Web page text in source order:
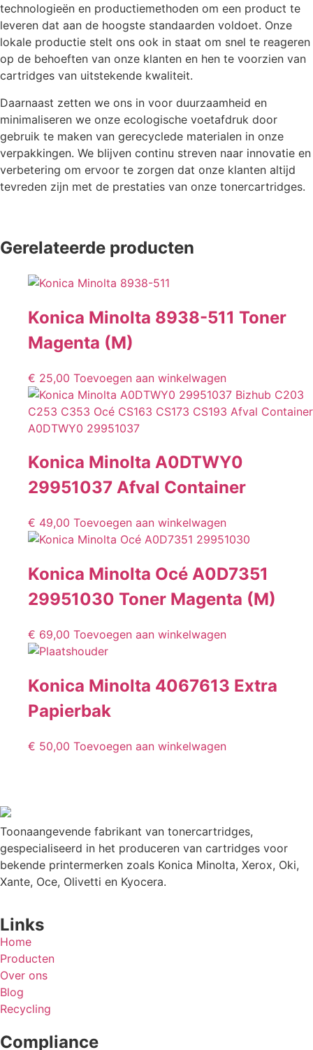
technologieën en productiemethoden om een product te
leveren dat aan de hoogste standaarden voldoet. Onze
lokale productie stelt ons ook in staat om snel te reageren
op de behoeften van onze klanten en hen te voorzien van
cartridges van uitstekende kwaliteit.
Daarnaast zetten we ons in voor duurzaamheid en
minimaliseren we onze ecologische voetafdruk door
gebruik te maken van gerecyclede materialen in onze
verpakkingen. We blijven continu streven naar innovatie en
verbetering om ervoor te zorgen dat onze klanten altijd
tevreden zijn met de prestaties van onze tonercartridges.
Gerelateerde producten
Konica Minolta 8938-511 Toner
Magenta (M)
€ 25,00 Toevoegen aan winkelwagen
Konica Minolta A0DTWY0
29951037 Afval Container
€ 49,00 Toevoegen aan winkelwagen
Konica Minolta Océ A0D7351
29951030 Toner Magenta (M)
€ 69,00 Toevoegen aan winkelwagen
Konica Minolta 4067613 Extra
Papierbak
€ 50,00 Toevoegen aan winkelwagen
Toonaangevende fabrikant van tonercartridges,
gespecialiseerd in het produceren van cartridges voor
bekende printermerken zoals Konica Minolta, Xerox, Oki,
Xante, Oce, Olivetti en Kyocera.
Links
Home
Producten
Over ons
Blog
Recycling
Compliance